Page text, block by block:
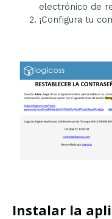
electrónico de
¡Configura tu
Instalar la